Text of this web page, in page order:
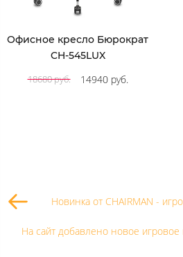
Офисное кресло Бюрократ
CH-545LUX
18680 руб.
14940 руб.
Новинка от CHAIRMAN -
На сайт добавлено новое игровое